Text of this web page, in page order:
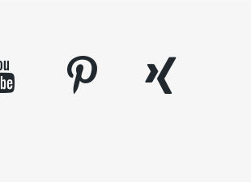
pinterest
xing